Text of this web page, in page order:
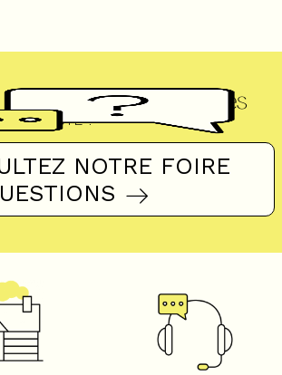
Questions fréquentes
UN DOUTE ?
NOTRE FOIRE